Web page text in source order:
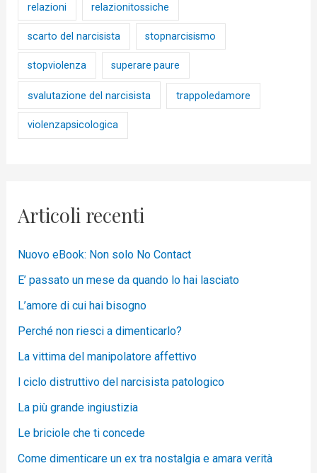
relazioni relazionitossiche
scarto del narcisista stopnarcisismo
stopviolenza superare paure
svalutazione del narcisista trappoledamore
violenzapsicologica
Articoli recenti
Nuovo eBook: Non solo No Contact
E’ passato un mese da quando lo hai lasciato
L’amore di cui hai bisogno
Perché non riesci a dimenticarlo?
La vittima del manipolatore affettivo
l ciclo distruttivo del narcisista patologico
La più grande ingiustizia
Le briciole che ti concede
Come dimenticare un ex tra nostalgia e amara verità